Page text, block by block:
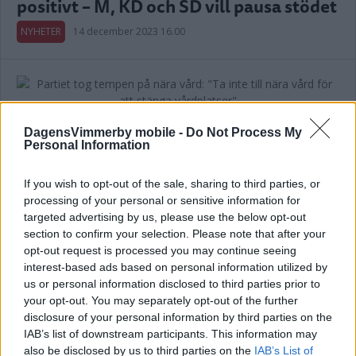
DagensVimmerby mobile - Do Not Process My
Personal Information
If you wish to opt-out of the sale, sharing to third parties, or
processing of your personal or sensitive information for
targeted advertising by us, please use the below opt-out
section to confirm your selection. Please note that after your
opt-out request is processed you may continue seeing
interest-based ads based on personal information utilized by
us or personal information disclosed to third parties prior to
your opt-out. You may separately opt-out of the further
disclosure of your personal information by third parties on the
IAB’s list of downstream participants. This information may
also be disclosed by us to third parties on the IAB’s List of
positivt – M, KD och SD vill pausa stödet
NYHETER 14 december 2023 16.00
Partiet tog tempen på nära vård: "Ta
inte till nära vård för att stänga
NYHETER 17 april 2023 10.00
Annons:
Länsarkiv kan hamna i Hultsfred –